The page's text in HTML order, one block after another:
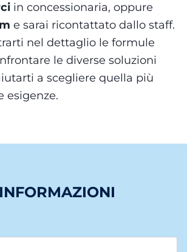
in concessionaria, oppure
e sarai ricontattato dallo staff.
nel dettaglio le formule
le diverse soluzioni
a scegliere quella più
esigenze.